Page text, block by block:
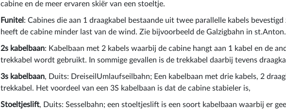
cabine en de meer ervaren skiër van een stoeltje.
Funitel : Cabines die aan 1 draagkabel bestaande uit twee parallelle kabels
heeft de cabine minder last van de wind. Zie bijvoorbeeld de Galzigbahn in st.Anton.
2s kabelbaan: Kabelbaan met 2 kabels waarbij de cabine hangt aan 1 kabel en de
trekkabel wordt gebruikt. In sommige gevallen is de trekkabel daarbij tevens
3s kabelbaan, Duits: DreiseilUmlaufseilbahn; Een kabelbaan met drie kabels, 2
trekkabel. Het voordeel van een 3S kabelbaan is dat de cabine stabieler is,
Stoeltjeslift, Duits: Sesselbahn; een stoeltjeslift is een soort kabelbaan waarbij er